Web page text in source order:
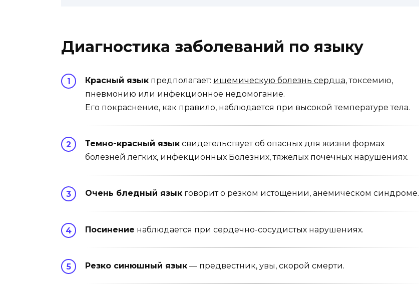
Диагностика заболеваний по языку
Красный язык предполагает: ишемическую бо­лезнь сердца, токсемию,
пневмонию или инфекци­онное недомогание.
Его покраснение, как правило, наблюдается при высокой температуре тела.
Темно-красный язык свидетельствует об опасных для жизни формах
болезней легких, инфекционных Болезних, тяжелых почечных нарушениях.
Очень бледный язык говорит о резком истоще­нии, анемическом синдроме.
Посинение наблюдается при сердечно-сосудистых нарушениях.
Резко синюшный язык — предвестник, увы, ско­рой смерти.